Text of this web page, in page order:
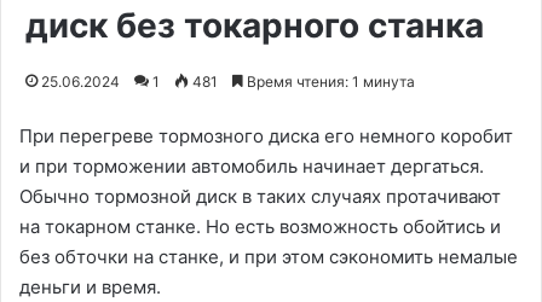
диск без токарного станка
25.06.2024 1 481 Время чтения: 1 минута
При перегреве тормозного диска его немного коробит
и при торможении автомобиль начинает дергаться.
Обычно тормозной диск в таких случаях протачивают
на токарном станке. Но есть возможность обойтись и
без обточки на станке, и при этом сэкономить немалые
деньги и время.